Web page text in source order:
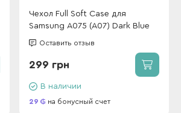
Чехол Full Soft Case для
Samsung A075 (A07) Dark Blue
Оставить отзыв
299 грн
В наличии
29 на бонусный счет